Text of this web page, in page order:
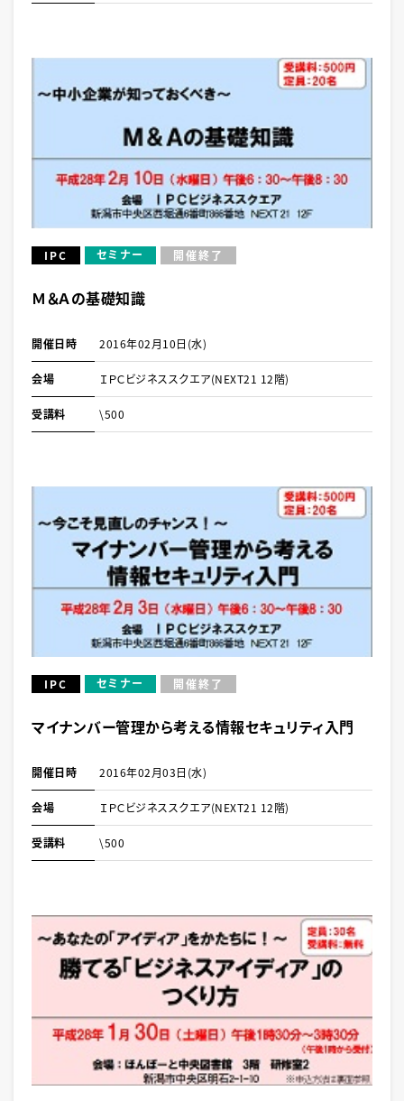
IPC セミナー 開催終了
Ｍ＆Ａの基礎知識
開催日時 2016年02月10日(水)
会場 ＩＰＣビジネススクエア(NEXT21 12階)
受講料 \500
IPC セミナー 開催終了
マイナンバー管理から考える情報セキュリティ入門
開催日時 2016年02月03日(水)
会場 ＩＰＣビジネススクエア(NEXT21 12階)
受講料 \500